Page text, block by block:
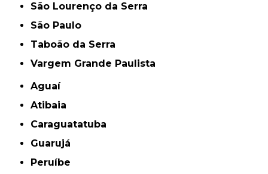
São Lourenço da Serra
São Paulo
Taboão da Serra
Vargem Grande Paulista
Aguaí
Atibaia
Caraguatatuba
Guarujá
Peruíbe